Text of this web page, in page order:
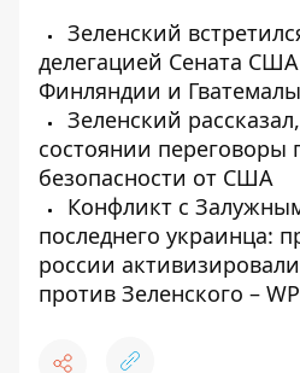
Зеленский
делегацией Сената
Финляндии и
Зеленский
состоянии переговоры
безопасности от США
Конфликт с
последнего украинца:
россии
против Зеленского – WP